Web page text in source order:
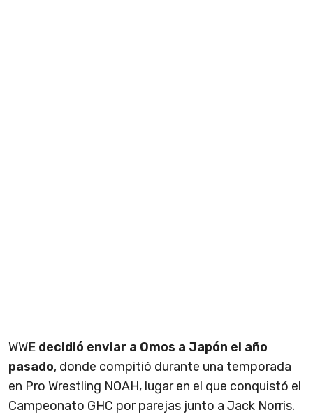
WWE decidió enviar a Omos a Japón el año
pasado, donde compitió durante una temporada
en Pro Wrestling NOAH, lugar en el que conquistó el
Campeonato GHC por parejas junto a Jack Norris.